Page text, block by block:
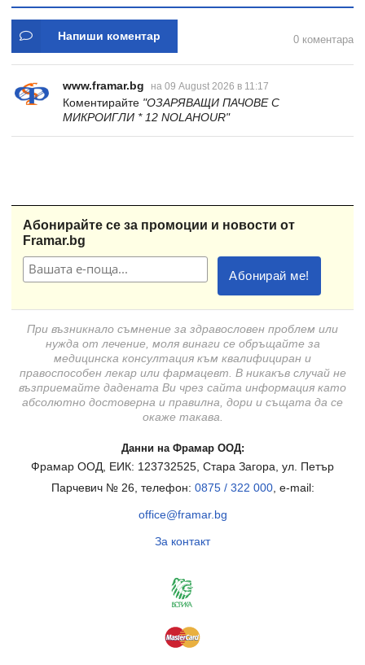
Напиши коментар 0 коментара
www.framar.bg на 09 August 2026 в 11:17
Коментирайте "ОЗАРЯВАЩИ ПАЧОВЕ С
МИКРОИГЛИ * 12 NOLAHOUR"
Абонирайте се за промоции и новости от
Framar.bg
При възникнало съмнение за здравословен проблем или
нужда от лечение, моля винаги се обръщайте за
медицинска консултация към квалифициран и
правоспособен лекар или фармацевт. В никакъв случай не
възприемайте дадената Ви чрез сайта информация като
абсолютно достоверна и правилна, дори и същата да се
окаже такава.
Данни на Фрамар ООД:
Фрамар ООД, ЕИК: 123732525, Стара Загора, ул. Петър
Парчевич № 26, телефон: 0875 / 322 000, e-mail:
office@framar.bg
За контакт